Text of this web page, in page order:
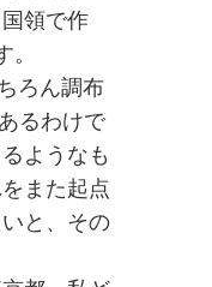
領で作
ろん調布
るわけで
ようなも
また起点
と、その